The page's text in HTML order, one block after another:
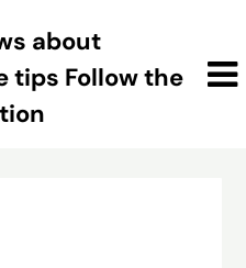
about
tips Follow the